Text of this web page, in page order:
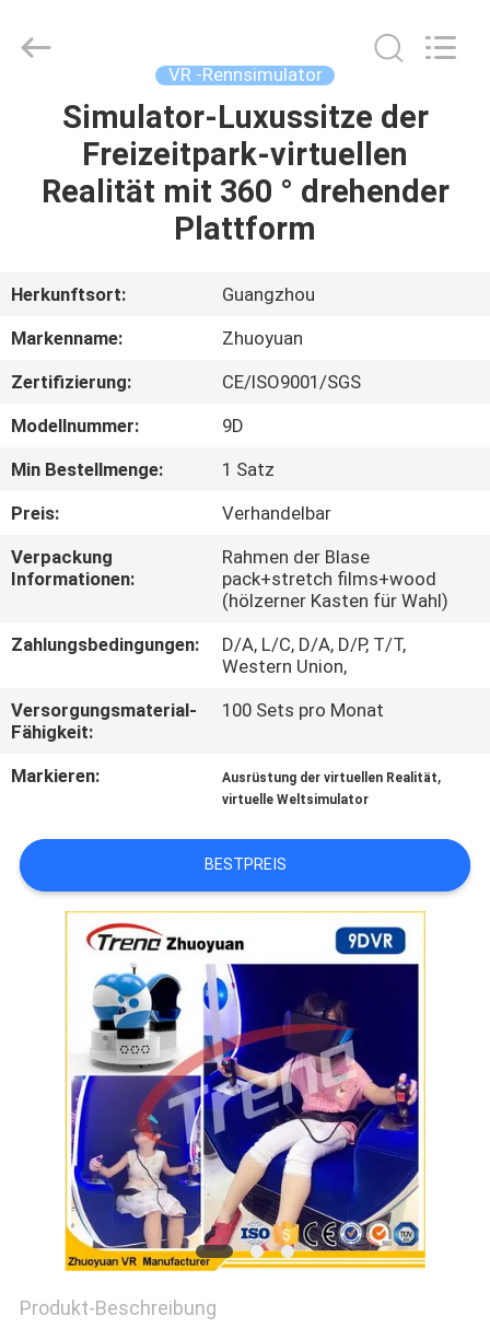
HEIM
PRODUKTE
SHOW
UNS
FABRIK-
TOUR
QUALITÄTSKONTROLLE
KONTAKTIERE
NACHRICHTEN
SITEMAP
PRIVACY
POLICY
Co.,Ltd.
VR -Rennsimulator
Simulator-Luxussitze der
Freizeitpark-virtuellen
Realität mit 360 ° drehender
Plattform
Herkunftsort:
Guangzhou
Markenname:
Zhuoyuan
Zertifizierung:
CE/ISO9001/SGS
Modellnummer:
9D
Min Bestellmenge:
1 Satz
Preis:
Verhandelbar
Verpackung
Informationen:
Rahmen der Blase
pack+stretch films+wood
(hölzerner Kasten für Wahl)
Zahlungsbedingungen:
D/A, L/C, D/A, D/P, T/T,
Western Union,
Versorgungsmaterial-
Fähigkeit:
100 Sets pro Monat
Markieren: Ausrüstung der virtuellen Realität,
virtuelle Weltsimulator
BESTPREIS
Produkt-Beschreibung